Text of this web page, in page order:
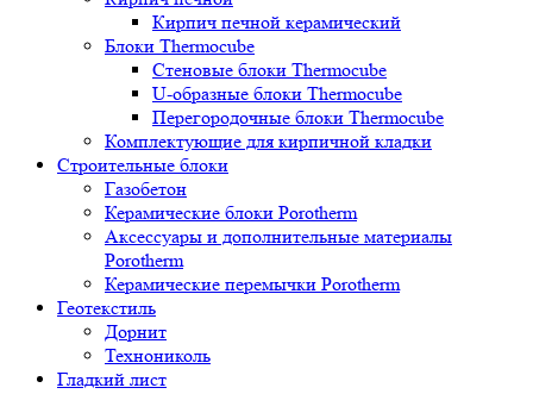
Кирпич печной керамический
Блоки Thermocube
Стеновые блоки Thermocube
U-образные блоки Thermocube
Перегородочные блоки Thermocube
Комплектующие для кирпичной кладки
Строительные блоки
Газобетон
Керамические блоки Porotherm
Аксессуары и дополнительные материалы
Porotherm
Керамические перемычки Porotherm
Геотекстиль
Дорнит
Технониколь
Гладкий лист